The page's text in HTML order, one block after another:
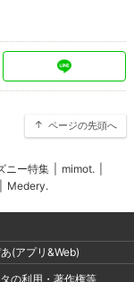
ページの先頭へ
ニー特集 mimot.
Medery.
(アプリ&Web)
の利用・著作権等